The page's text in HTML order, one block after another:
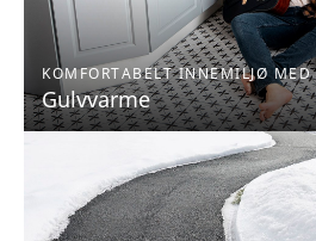
KOMFORTABELT INNEMILJØ MED
Gulvvarme